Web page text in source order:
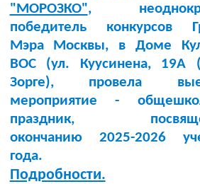
"МОРОЗКО",
победитель конкурсов
Мэра Москвы, в Доме
BOC (ул. Куусинена, 19А
Зорге), провела
мероприятие -
праздник,
окончанию 2025-2026
года.
Подробности.